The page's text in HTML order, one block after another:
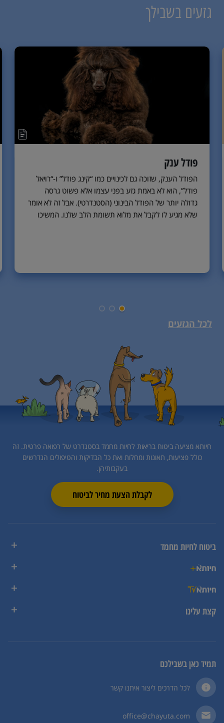
גזעים בשבילך
פודל ענק
הפודל הענק, שזוכה גם לכינויים כמו “קינג פודל” ו-“רויאל
פודל”, הוא לא באמת גזע בפני עצמו אלא פשוט גרסה
גדולה יותר של הפודל הבינוני (הסטנדרטי). אבל זה לא אומר
שלא מגיע לו לקבל את מלוא תשומת הלב שלנו. המשיכו
לכל הגזעים
חיותא מציעה ביטוח בריאות לחיות מחמד בסטנדרט של רפואה פרטית. זה
כולל פציעות, תאונות ומחלות ואת כל הבדיקות והטיפולים הנדרשים
בעקבותיהן.
לקבלת הצעת מחיר לביטוח
ביטוח לחיות מחמד
קצת עלינו
תמיד כאן בשבילכם
לכל הדרכים ליצור איתנו קשר
office@chayuta.com